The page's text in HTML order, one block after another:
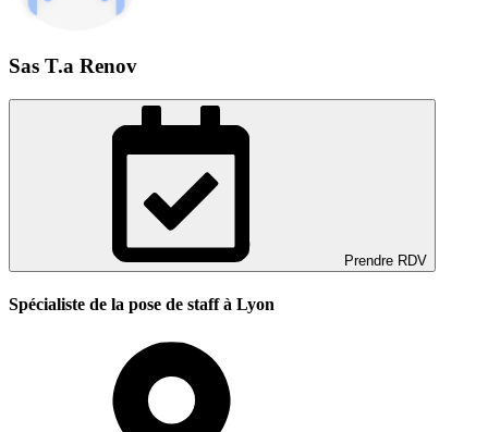
Sas T.a Renov
Prendre RDV
Spécialiste de la pose de staff à Lyon